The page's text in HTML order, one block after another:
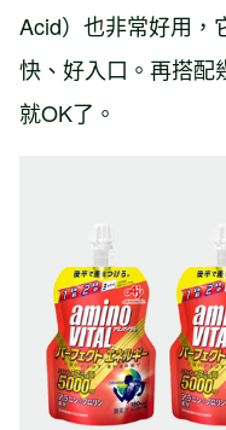
Acid）也非常好用，
快、好入口。再搭配
就OK了。